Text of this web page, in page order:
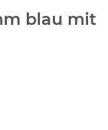
blau mit